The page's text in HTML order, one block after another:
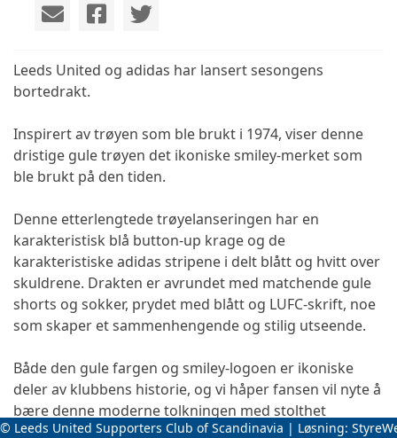
Leeds United og adidas har lansert sesongens
bortedrakt.
Inspirert av trøyen som ble brukt i 1974, viser denne
dristige gule trøyen det ikoniske smiley-merket som
ble brukt på den tiden.
Denne etterlengtede trøyelanseringen har en
karakteristisk blå button-up krage og de
karakteristiske adidas stripene i delt blått og hvitt over
skuldrene. Drakten er avrundet med matchende gule
shorts og sokker, prydet med blått og LUFC-skrift, noe
som skaper et sammenhengende og stilig utseende.
Både den gule fargen og smiley-logoen er ikoniske
deler av klubbens historie, og vi håper fansen vil nyte å
bære denne moderne tolkningen med stolthet
gjennom hele denne sesongen.
© Leeds United Supporters Club of Scandinavia | Løsning: